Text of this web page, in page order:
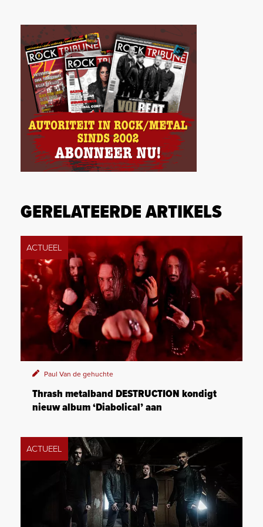
GERELATEERDE ARTIKELS
ACTUEEL
Paul Van de gehuchte
Thrash metalband DESTRUCTION kondigt
nieuw album ‘Diabolical’ aan
ACTUEEL